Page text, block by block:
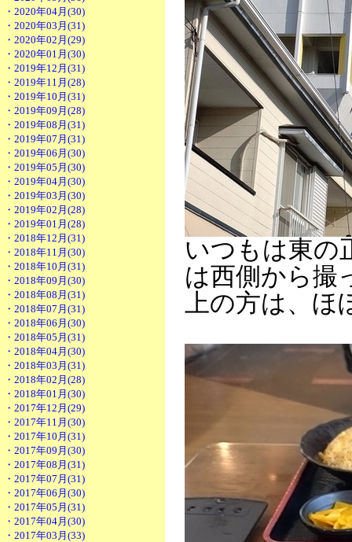
・2020年04月(30)
・2020年03月(31)
・2020年02月(29)
・2020年01月(30)
・2019年12月(31)
・2019年11月(28)
・2019年10月(31)
・2019年09月(28)
・2019年08月(31)
・2019年07月(31)
・2019年06月(30)
・2019年05月(30)
・2019年04月(30)
・2019年03月(30)
・2019年02月(28)
・2019年01月(28)
・2018年12月(31)
・2018年11月(30)
・2018年10月(31)
・2018年09月(30)
・2018年08月(31)
・2018年07月(31)
・2018年06月(30)
・2018年05月(31)
・2018年04月(30)
・2018年03月(31)
・2018年02月(28)
・2018年01月(30)
・2017年12月(29)
・2017年11月(30)
・2017年10月(31)
・2017年09月(30)
・2017年08月(31)
・2017年07月(31)
・2017年06月(30)
・2017年05月(31)
・2017年04月(30)
・2017年03月(33)
いつもは東の
は西側から撮
上の方は、ほ